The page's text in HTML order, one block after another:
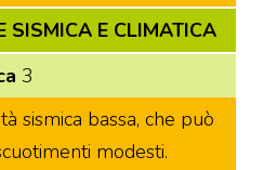
SISMICA E CLIMATICA
3
sismica bassa, che può
modesti.